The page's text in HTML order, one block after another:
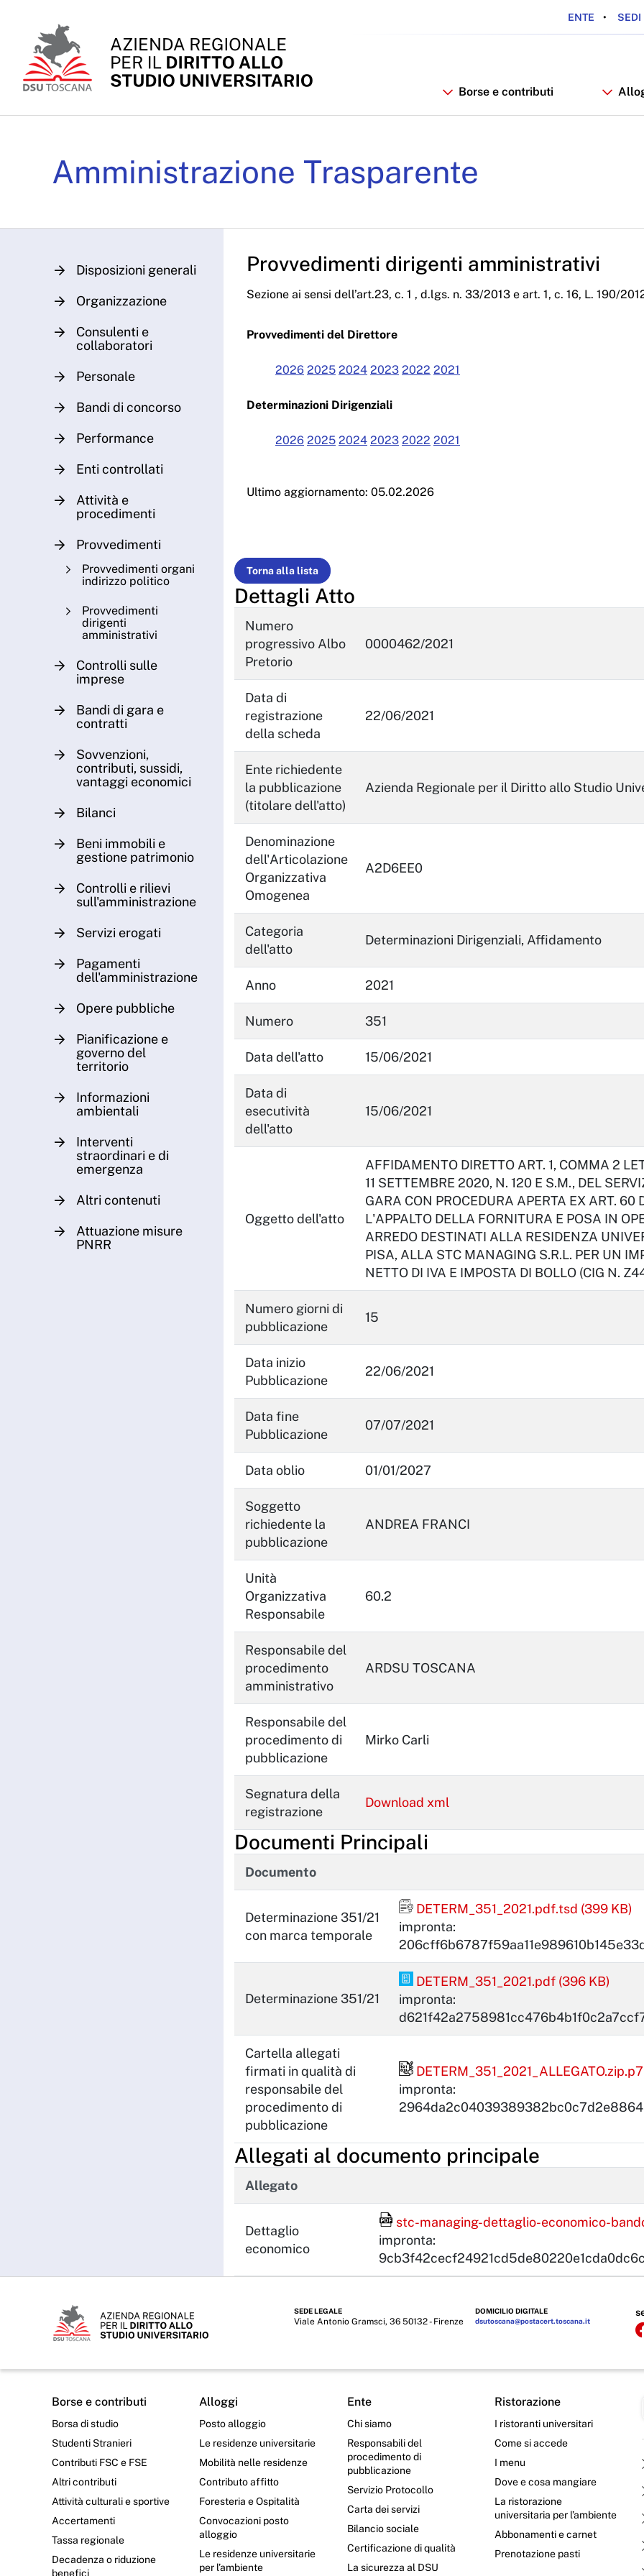
ENTE SEDI
Borse e contributi
Amministrazione Trasparente
Disposizioni generali
Organizzazione
Consulenti e
collaboratori
Personale
Bandi di concorso
Performance
Enti controllati
Attività e
procedimenti
Provvedimenti
Provvedimenti organi
indirizzo politico
Provvedimenti
dirigenti
amministrativi
Controlli sulle
imprese
Bandi di gara e
contratti
Sovvenzioni,
contributi, sussidi,
vantaggi economici
Bilanci
Beni immobili e
gestione patrimonio
Controlli e rilievi
sull'amministrazione
Servizi erogati
Pagamenti
dell'amministrazione
Opere pubbliche
Pianificazione e
governo del
territorio
Informazioni
ambientali
Interventi
straordinari e di
emergenza
Altri contenuti
Attuazione misure
PNRR
Provvedimenti dirigenti amministrativi
Sezione ai sensi dell’art.23, c. 1 , d.lgs. n. 33/2013 e art. 1, c. 16, L. 190/
Provvedimenti del Direttore
2026 2025 2024 2023 2022 2021
Determinazioni Dirigenziali
2026 2025 2024 2023 2022 2021
Ultimo aggiornamento: 05.02.2026
Torna alla lista
Dettagli Atto
Numero
progressivo Albo
Pretorio
0000462/2021
Data di
registrazione
della scheda
22/06/2021
Ente richiedente
la pubblicazione
(titolare dell'atto)
Azienda Regionale per il Diritto allo Studio
Denominazione
dell'Articolazione
Organizzativa
Omogenea
A2D6EE0
Categoria
dell'atto
Determinazioni Dirigenziali, Affidamento
Anno 2021
Numero 351
Data dell'atto 15/06/2021
Data di
esecutività
dell'atto
15/06/2021
Oggetto dell'atto
AFFIDAMENTO DIRETTO ART. 1, COMMA 2
11 SETTEMBRE 2020, N. 120 E S.M., DEL
GARA CON PROCEDURA APERTA EX ART. 60
L'APPALTO DELLA FORNITURA E POSA IN
ARREDO DESTINATI ALLA RESIDENZA
PISA, ALLA STC MANAGING S.R.L. PER UN
NETTO DI IVA E IMPOSTA DI BOLLO (CIG N.
Numero giorni di
pubblicazione
15
Data inizio
Pubblicazione
22/06/2021
Data fine
Pubblicazione
07/07/2021
Data oblio 01/01/2027
Soggetto
richiedente la
pubblicazione
ANDREA FRANCI
Unità
Organizzativa
Responsabile
60.2
Responsabile del
procedimento
amministrativo
ARDSU TOSCANA
Responsabile del
procedimento di
pubblicazione
Mirko Carli
Segnatura della
registrazione
Download xml
Documenti Principali
Documento
Determinazione 351/21
con marca temporale
Firma firmato digitalmente con marca
DETERM_351_2021.pdf.tsd (399 KB)
impronta:
Determinazione 351/21
PDF Pades
DETERM_351_2021.pdf (396 KB)
impronta:
Cartella allegati
firmati in qualità di
responsabile del
procedimento di
pubblicazione
File firmato digitalmente
impronta:
Allegati al documento principale
Allegato
Dettaglio
economico
File Acrobat Reader
stc-managing-dettaglio-economico-
impronta:
SEDE LEGALE
Viale Antonio Gramsci, 36 50132 - Firenze
DOMICILIO DIGITALE
dsutoscana@postacert.toscana.it
Borse e contributi
Borsa di studio
Studenti Stranieri
Contributi FSC e FSE
Altri contributi
Attività culturali e sportive
Accertamenti
Tassa regionale
Decadenza o riduzione
benefici
Alloggi
Posto alloggio
Le residenze universitarie
Mobilità nelle residenze
Contributo affitto
Foresteria e Ospitalità
Convocazioni posto
alloggio
Le residenze universitarie
per l’ambiente
Ente
Chi siamo
Responsabili del
procedimento di
pubblicazione
Servizio Protocollo
Carta dei servizi
Bilancio sociale
Certificazione di qualità
La sicurezza al DSU
Ristorazione
I ristoranti universitari
Come si accede
I menu
Dove e cosa mangiare
La ristorazione
universitaria per l’ambiente
Abbonamenti e carnet
Prenotazione pasti